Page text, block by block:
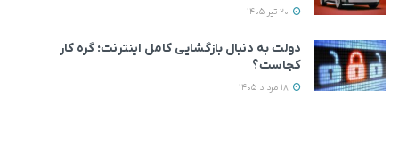
دولت به دنبال بازگشایی کامل اینترنت؛ گره کار
کجاست؟